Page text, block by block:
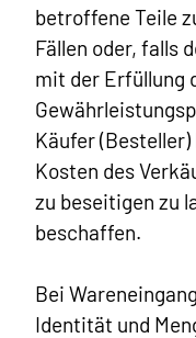
betroffene Teile
Fällen oder, falls
mit der Erfüllung
Käufer
Kosten des
zu beseitigen zu
beschaffen.
Bei
Identität und